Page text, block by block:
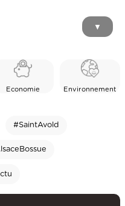
▼
Economie Environnement
#SaintAvold